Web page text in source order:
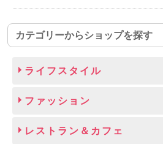
カテゴリーからショップを探す
ライフスタイル
ファッション
レストラン＆カフェ